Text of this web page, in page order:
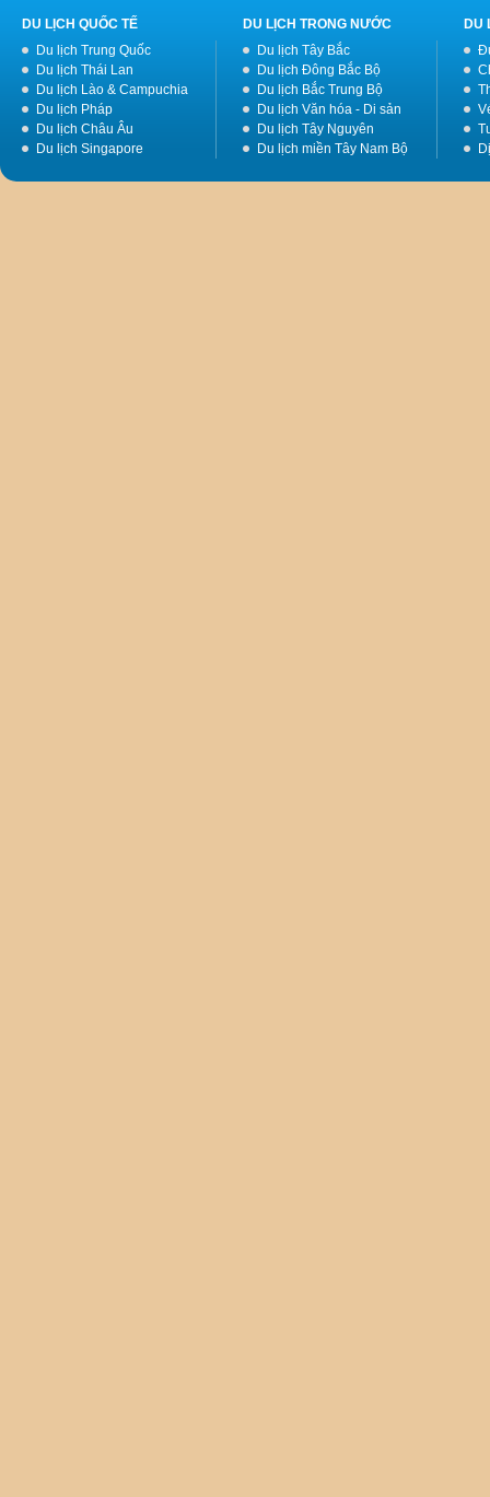
DU LỊCH QUỐC TẾ
Du lịch Trung Quốc
Du lịch Thái Lan
Du lịch Lào & Campuchia
Du lịch Pháp
Du lịch Châu Âu
Du lịch Singapore
DU LỊCH TRONG NƯỚC
Du lịch Tây Bắc
Du lịch Đông Bắc Bộ
Du lịch Bắc Trung Bộ
Du lịch Văn hóa - Di sản
Du lịch Tây Nguyên
Du lịch miền Tây Nam Bộ
DU